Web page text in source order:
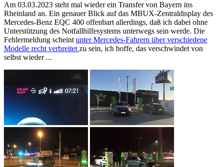
Am 03.03.2023 steht mal wieder ein Transfer von Bayern ins
Rheinland an. Ein genauer Blick auf das MBUX-Zentraldisplay des
Mercedes-Benz EQC 400 offenbart allerdings, daß ich dabei ohne
Unterstützung des Notfallhilfesystems unterwegs sein werde. Die
Fehlermeldung scheint unter Mercedes-Fahrern über verschiedene
Modelle recht verbreitet zu sein, ich hoffe, das verschwindet von
selbst wieder ...